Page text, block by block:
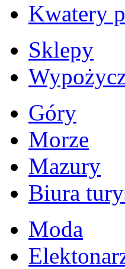
Kwatery
Sklepy
Góry
Morze
Mazury
Biura
Moda